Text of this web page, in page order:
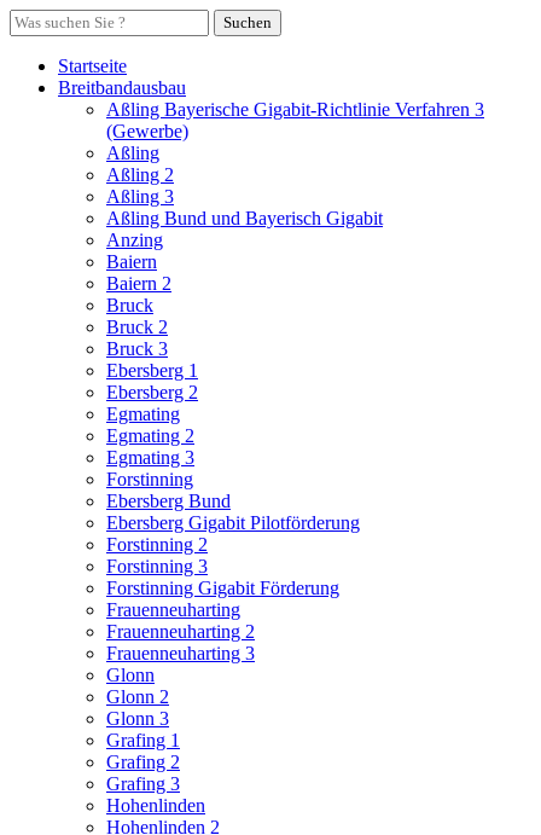
Suchen
Startseite
Breitbandausbau
Aßling Bayerische Gigabit-Richtlinie Verfahren 3
(Gewerbe)
Aßling
Aßling 2
Aßling 3
Aßling Bund und Bayerisch Gigabit
Anzing
Baiern
Baiern 2
Bruck
Bruck 2
Bruck 3
Ebersberg 1
Ebersberg 2
Egmating
Egmating 2
Egmating 3
Forstinning
Ebersberg Bund
Ebersberg Gigabit Pilotförderung
Forstinning 2
Forstinning 3
Forstinning Gigabit Förderung
Frauenneuharting
Frauenneuharting 2
Frauenneuharting 3
Glonn
Glonn 2
Glonn 3
Grafing 1
Grafing 2
Grafing 3
Hohenlinden
Hohenlinden 2